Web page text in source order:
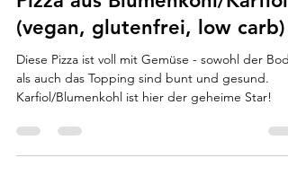
8. Feb. 2022
3 Min. Lesezeit
Pizza aus Blumenkohl/Karfiol
(vegan, glutenfrei, low carb)
Diese Pizza ist voll mit Gemüse - sowohl der
Karfiol/Blumenkohl ist hier der geheime Star!